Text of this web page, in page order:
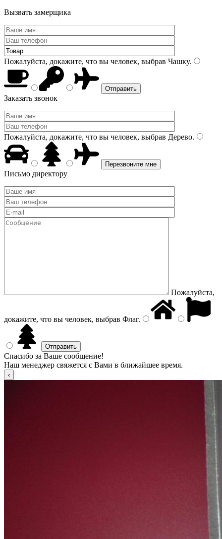
Вызвать замерщика
Пожалуйста, докажите, что вы человек, выбрав Чашку.
Заказать звонок
Пожалуйста, докажите, что вы человек, выбрав Дерево.
Письмо директору
Пожалуйста,
докажите, что вы человек, выбрав Флаг.
Спасибо за Ваше сообщение!
Наш менеджер свяжется с Вами в ближайшее время.